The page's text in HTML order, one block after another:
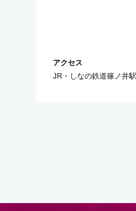
JR・しなの鉄道篠ノ井